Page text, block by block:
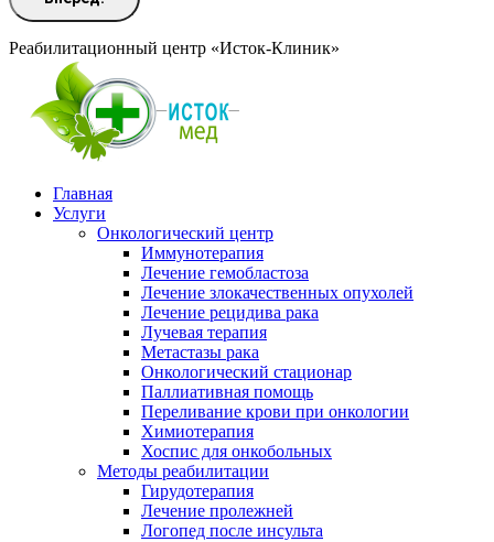
Реабилитационный центр «Исток-Клиник»
Главная
Услуги
Онкологический центр
Иммунотерапия
Лечение гемобластоза
Лечение злокачественных опухолей
Лечение рецидива рака
Лучевая терапия
Метастазы рака
Онкологический стационар
Паллиативная помощь
Переливание крови при онкологии
Химиотерапия
Хоспис для онкобольных
Методы реабилитации
Гирудотерапия
Лечение пролежней
Логопед после инсульта